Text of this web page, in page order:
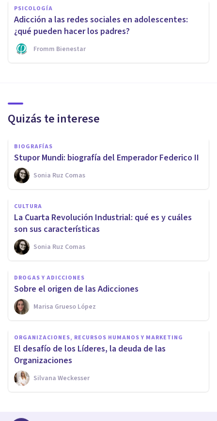
PSICOLOGÍA
Adicción a las redes sociales en adolescentes:
¿qué pueden hacer los padres?
Fromm Bienestar
Quizás te interese
BIOGRAFÍAS
Stupor Mundi: biografía del Emperador Federico II
Sonia Ruz Comas
CULTURA
La Cuarta Revolución Industrial: qué es y cuáles
son sus características
Sonia Ruz Comas
DROGAS Y ADICCIONES
Sobre el origen de las Adicciones
Marisa Grueso López
ORGANIZACIONES, RECURSOS HUMANOS Y MARKETING
El desafío de los Líderes, la deuda de las
Organizaciones
Silvana Weckesser